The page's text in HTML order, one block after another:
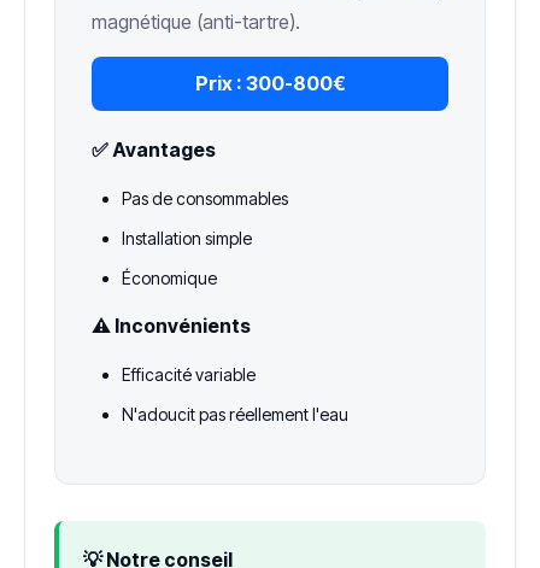
magnétique (anti-tartre).
Prix : 300-800€
✅ Avantages
Pas de consommables
Installation simple
Économique
⚠️ Inconvénients
Efficacité variable
N'adoucit pas réellement l'eau
💡 Notre conseil